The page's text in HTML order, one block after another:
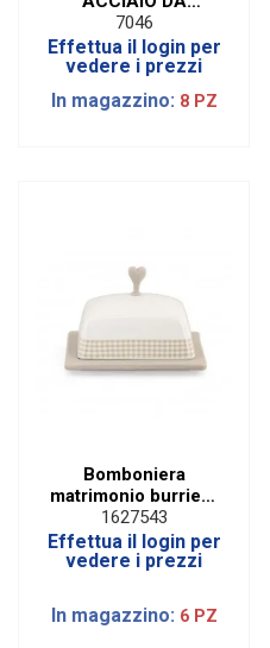
FORMAGGI
\"FUSION\"
7046
Effettua il login per
vedere i prezzi
In magazzino: 8 PZ
Bomboniera
matrimonio burriera
tortora
1627543
Effettua il login per
vedere i prezzi
In magazzino: 6 PZ